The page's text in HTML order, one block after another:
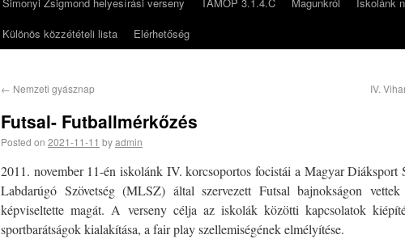
Különös közzétételi lista
Elérhetőség
← Nemzeti gyásznap IV.
Futsal- Futballmérkőzés
Posted on 2021-11-11 byadmin
2011. november 11-én iskolánk IV. korcsoportos focistái a Magyar Diáksport
Labdarúgó Szövetség (MLSZ) által szervezett Futsal bajnokságon
képviseltette magát. A verseny célja az iskolák közötti kapcsolatok
sportbarátságok kialakítása, a fair play szellemiségének elmélyítése.